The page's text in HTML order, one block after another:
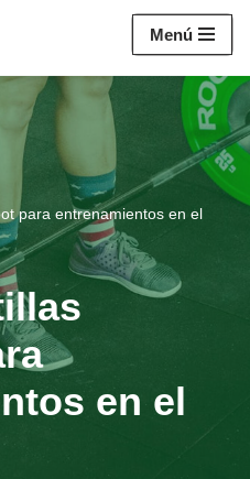
Menú
para entrenamientos en el
en el